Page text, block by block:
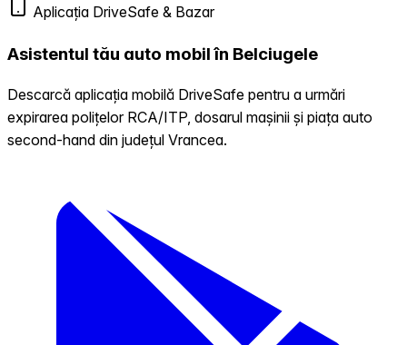
Aplicația DriveSafe & Bazar
Asistentul tău auto mobil în Belciugele
Descarcă aplicația mobilă DriveSafe pentru a urmări
expirarea polițelor RCA/ITP, dosarul mașinii și piața auto
second-hand din județul Vrancea.